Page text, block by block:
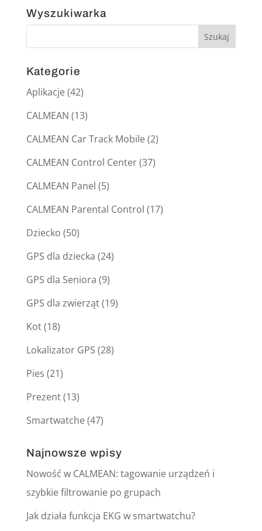
Wyszukiwarka
Kategorie
Aplikacje(42)
CALMEAN (13)
CALMEAN Car Track Mobile(2)
CALMEAN Control Center(37)
CALMEAN Panel (5)
CALMEAN Parental Control (17)
Dziecko (50)
GPS dla dziecka (24)
GPS dla Seniora (9)
GPS dla zwierząt(19)
Kot(18)
Lokalizator GPS (28)
Pies (21)
Prezent(13)
Smartwatche(47)
Najnowsze wpisy
Nowość w CALMEAN: tagowanie urządzeń i
szybkie filtrowanie po grupach
Jak działa funkcja EKG w smartwatchu?